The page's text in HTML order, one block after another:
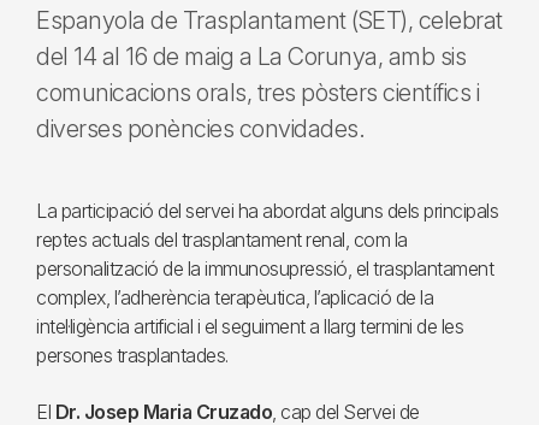
Espanyola de Trasplantament (SET), celebrat
del 14 al 16 de maig a La Corunya, amb sis
comunicacions orals, tres pòsters científics i
diverses ponències convidades.
La participació del servei ha abordat alguns dels principals
reptes actuals del trasplantament renal, com la
personalització de la immunosupressió, el trasplantament
complex, l’adherència terapèutica, l’aplicació de la
intel·ligència artificial i el seguiment a llarg termini de les
persones trasplantades.
El Dr. Josep Maria Cruzado, cap del Servei de